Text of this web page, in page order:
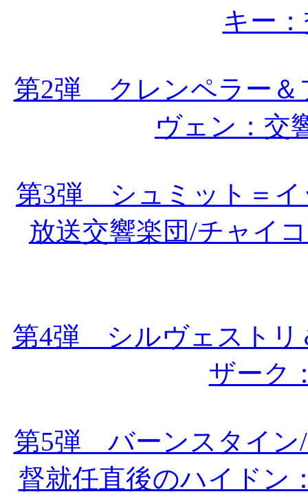
キー
第2弾 クレンペラー＆
ヴェン：交
第3弾 シュミット＝イ
放送交響楽団/チャイ
第4弾 シルヴェストリ
ザーク
第5弾 バーンスタイン
督就任直後のハイドン